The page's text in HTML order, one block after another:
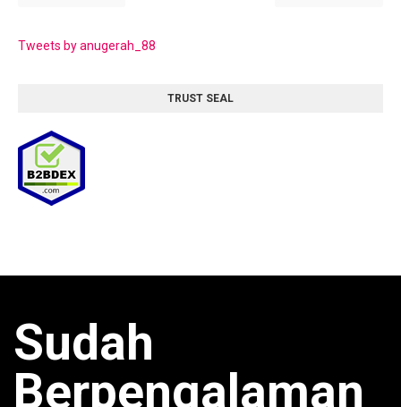
Tweets by anugerah_88
TRUST SEAL
Sudah
Berpengalaman